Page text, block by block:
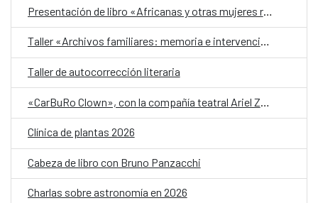
Presentación de libro «Africanas y otras mujeres racializadas»
Taller «Archivos familiares: memoria e intervención»
Taller de autocorrección literaria
Clínica de plantas 2026
Cabeza de libro con Bruno Panzacchi
Charlas sobre astronomía en 2026